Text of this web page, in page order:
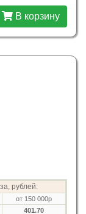
В корзину
рублей:
от 150 000р
401.70